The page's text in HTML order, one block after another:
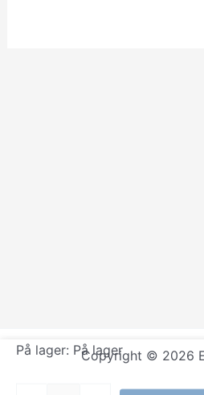
Copyright © 2026
På lager: På lager